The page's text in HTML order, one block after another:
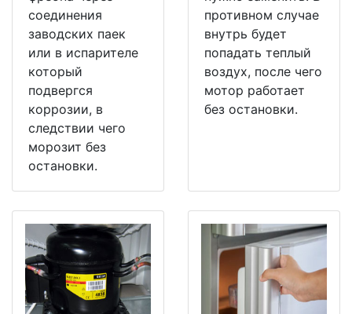
соединения
заводских паек
или в испарителе
который
подвергся
коррозии, в
следствии чего
морозит без
остановки.
противном случае
внутрь будет
попадать теплый
воздух, после чего
мотор работает
без остановки.